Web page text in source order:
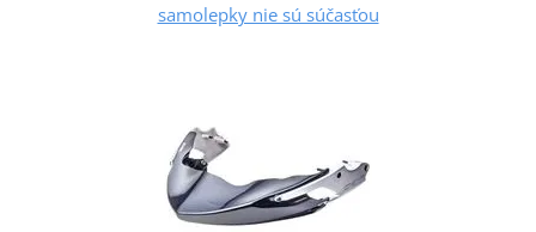
samolepky nie sú súčasťou